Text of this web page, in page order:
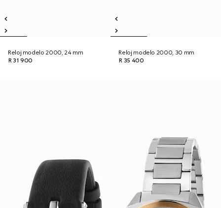
Reloj modelo 2000, 24 mm
R 31 900
Reloj modelo 2000, 30 mm
R 35 400